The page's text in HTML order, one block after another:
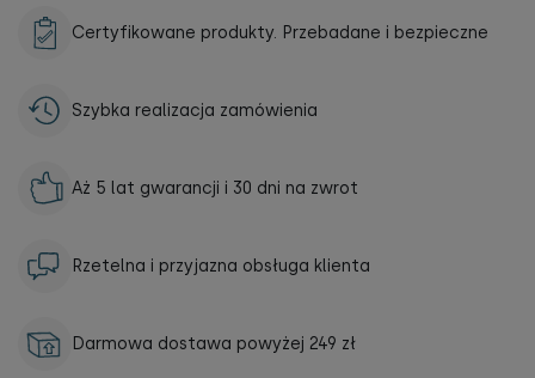
Certyfikowane produkty. Przebadane i bezpieczne
Szybka realizacja zamówienia
Aż 5 lat gwarancji i 30 dni na zwrot
Rzetelna i przyjazna obsługa klienta
Darmowa dostawa powyżej 249 zł